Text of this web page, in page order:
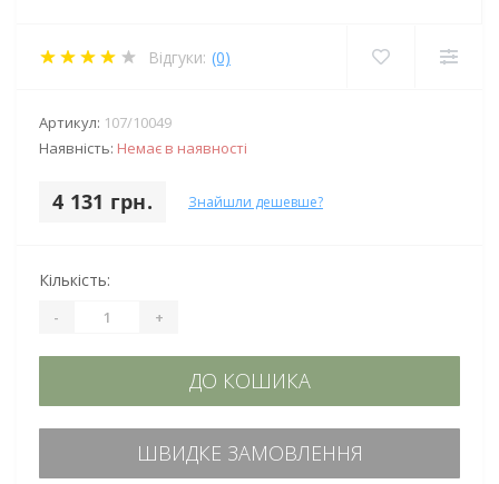
Відгуки: (0)
Артикул: 107/10049
Наявність: Немає в наявності
4 131 грн. Знайшли дешевше?
Кількість:
- +
ДО КОШИКА
ШВИДКЕ ЗАМОВЛЕННЯ